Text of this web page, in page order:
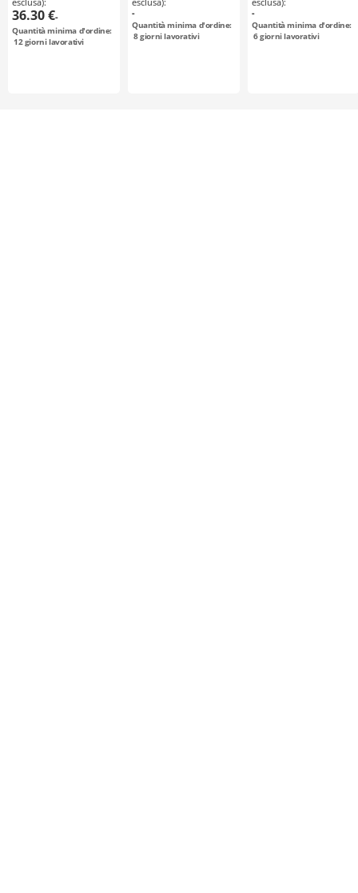
configurabile /
acciaio / brunito,
nichelatura
chimica / L075
36.30 €-
Quantità minima d'ordine:
12giorni lavorativi
configurabile /
alluminio, acciaio
-
Quantità minima d'ordine:
8giorni lavorativi
configurabile /
materiale
selezionabile /
-
Quantità minima d'ordine:
6giorni lavorativi